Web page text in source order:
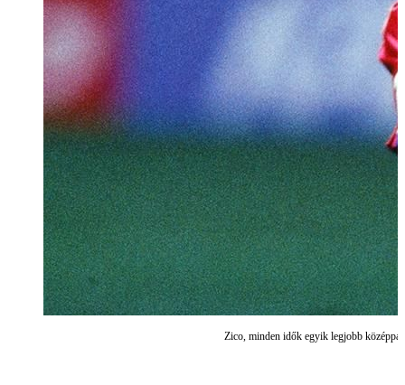
Zico, minden idők egyik legjobb